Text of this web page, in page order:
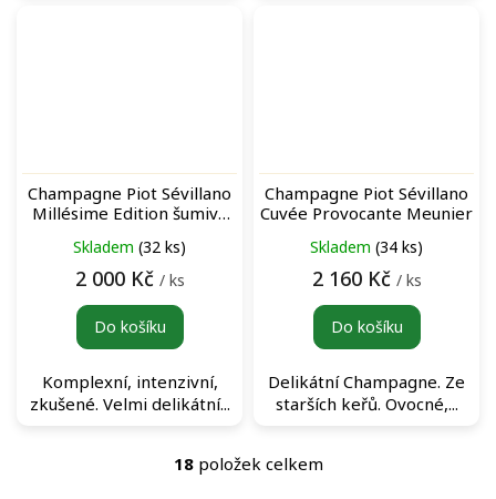
Champagne Piot Sévillano
Millésime Edition šumivé
Skladem (32 ks)
2 000 Kč / ks
Do košíku
Komplexní, intenzivní,
zkušené. Velmi delikátní...
Champagne Piot Sévillano
Cuvée Provocante Meunier
Skladem (34 ks)
2 160 Kč / ks
Do košíku
Delikátní Champagne. Ze
starších keřů. Ovocné,...
O
18položek celkem